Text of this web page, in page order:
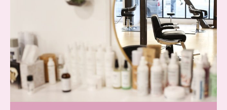
Skin & Glow Atelier Ede